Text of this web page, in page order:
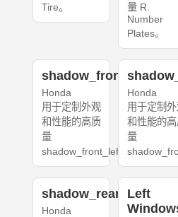
Tire。
量 R.
Number
Plates。
shadow_front_left
Honda
用于定制外观
和性能的高质
量
shadow_front_left。
Honda
用于定制
和性能的
量
shadow_rear_right
Honda
Left